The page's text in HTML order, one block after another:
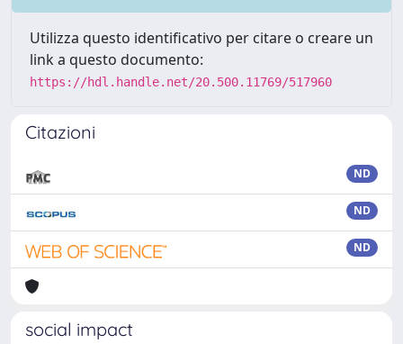
Utilizza questo identificativo per citare o creare un
link a questo documento:
https://hdl.handle.net/20.500.11769/517960
Citazioni
ND
ND
ND
social impact